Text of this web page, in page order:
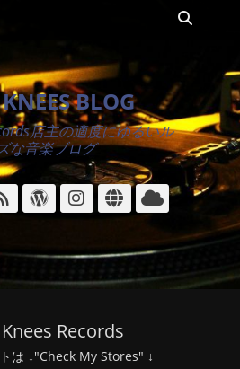
索
BLOG
店主の適度にゆるいル
な音楽ブログ
ィ
ド
WordPress
Instagram
サ
イ
ク
ラ
ウ
ド
Records
は ↓"Check My Stores" ↓